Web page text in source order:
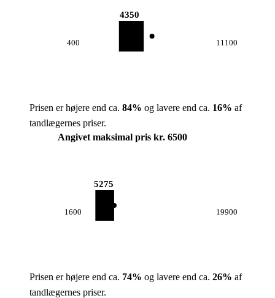
400
4350
11100
Prisen er højere end ca. 84% og lavere end ca. 16% af
tandlægernes priser.
Angivet maksimal pris kr. 6500
1600
5275
19900
Prisen er højere end ca. 74% og lavere end ca. 26% af
tandlægernes priser.